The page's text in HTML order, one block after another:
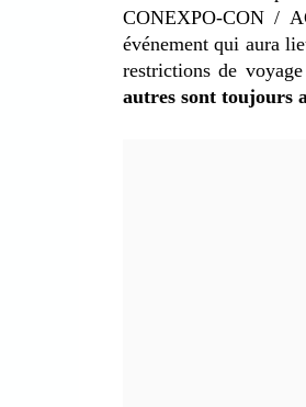
CONEXPO-CON /
événement qui aura
restrictions de
autres sont toujours